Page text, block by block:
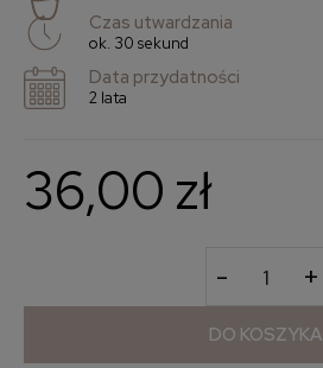
Czas utwardzania
ok. 30 sekund
Data przydatności
2 lata
36,00 zł
- +
DO KOSZYKA